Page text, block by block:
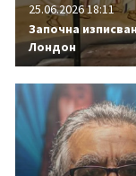
25.06.2026 18:11
Започна
Лондон